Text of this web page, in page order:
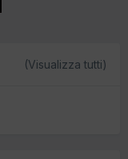
(Visualizza tutti)